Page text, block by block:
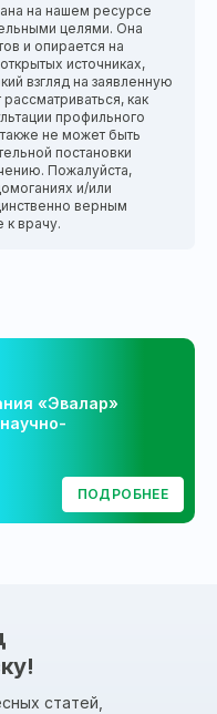
на нашем ресурсе
целями. Она
и опирается на
источниках,
взгляд на заявленную
как
профильного
не может быть
постановки
Пожалуйста,
и/или
верным
врачу.
«Эвалар»
ПОДРОБНЕЕ
статей,